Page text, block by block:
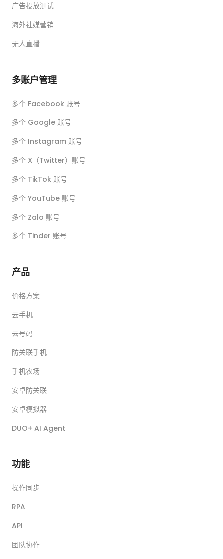
广告投放测试
海外社媒营销
无人直播
多账户管理
多个 Facebook 账号
多个 Google 账号
多个 Instagram 账号
多个 X（Twitter）账号
多个 TikTok 账号
多个 YouTube 账号
多个 Zalo 账号
多个 Tinder 账号
产品
价格方案
云手机
云号码
防关联手机
手机农场
安卓防关联
安卓模拟器
DUO+ AI Agent
功能
操作同步
RPA
API
团队协作